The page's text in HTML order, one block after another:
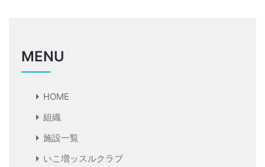
MENU
HOME
組織
施設一覧
いこ増ッスルクラブ